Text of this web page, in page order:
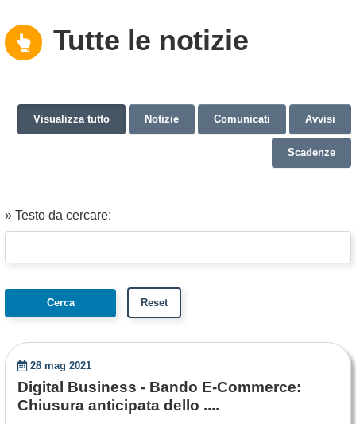
Tutte le notizie
Visualizza tutto Notizie Comunicati Avvisi
Scadenze
» Testo da cercare:
28 mag 2021
Digital Business - Bando E-Commerce:
Chiusura anticipata dello ....